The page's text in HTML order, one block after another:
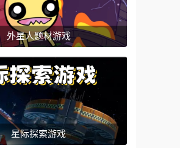
外星人题材游戏
星际探索游戏